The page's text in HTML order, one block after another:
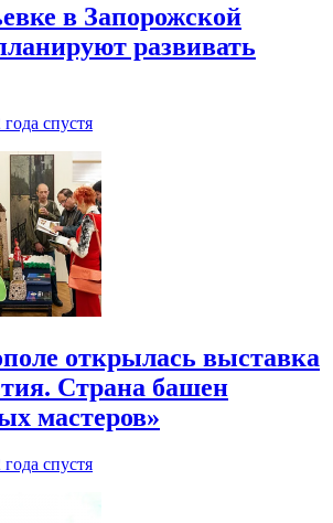
в Запорожской
развивать
года спустя
открылась выставка
Страна башен
мастеров»
года спустя